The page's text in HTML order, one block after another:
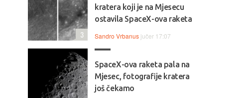
kratera koji je na Mjesecu
ostavila SpaceX-ova raketa
Sandro Vrbanus jučer 17:07
3
SpaceX-ova raketa pala na
Mjesec, fotografije kratera
još čekamo